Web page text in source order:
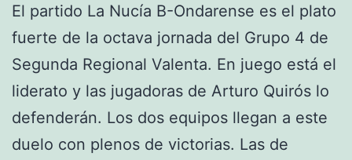
El partido La Nucía B-Ondarense es el plato
fuerte de la octava jornada del Grupo 4 de
Segunda Regional Valenta. En juego está el
liderato y las jugadoras de Arturo Quirós lo
defenderán. Los dos equipos llegan a este
duelo con plenos de victorias. Las de